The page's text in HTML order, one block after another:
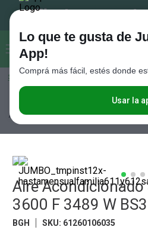
Buscar...
Seleccioná el método de entrega
Lo que te gusta de
App!
Comprá más fácil, estés donde
Usar la
Aire Acondicionado y
Acondicionado Split Silent Air 3600 F
Aire
3600 F 3489 W
BGH SKU: 61260106035
Términos más buscados
.
Cerveza
Galletitas
Yerba
Fideos